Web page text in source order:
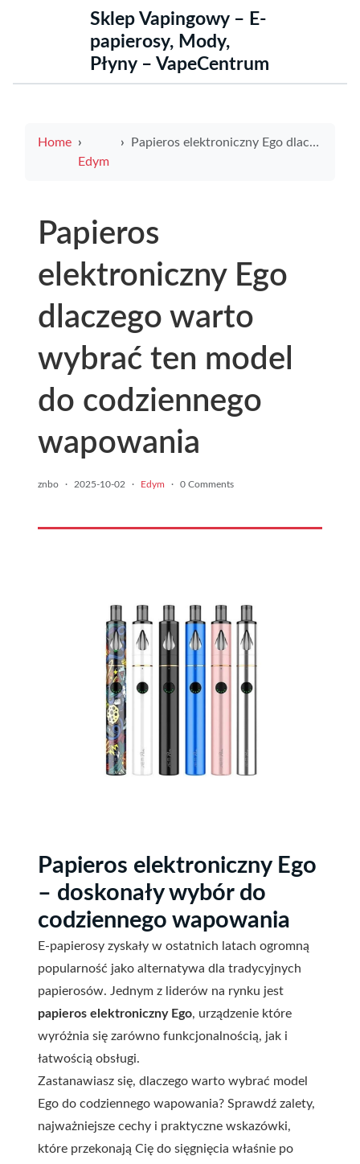
Sklep Vapingowy – E-
papierosy, Mody,
Płyny – VapeCentrum
Home
Edym
Papieros elektroniczny Ego dlaczego warto wybrać ten model do codziennego wapowania
Papieros
elektroniczny Ego
dlaczego warto
wybrać ten model
do codziennego
wapowania
znbo · 2025-10-02 · Edym · 0 Comments
Papieros elektroniczny Ego
– doskonały wybór do
codziennego wapowania
E-papierosy zyskały w ostatnich latach ogromną
popularność jako alternatywa dla tradycyjnych
papierosów. Jednym z liderów na rynku jest
papieros elektroniczny Ego, urządzenie które
wyróżnia się zarówno funkcjonalnością, jak i
łatwością obsługi.
Zastanawiasz się, dlaczego warto wybrać model
Ego do codziennego wapowania? Sprawdź zalety,
najważniejsze cechy i praktyczne wskazówki,
które przekonają Cię do sięgnięcia właśnie po